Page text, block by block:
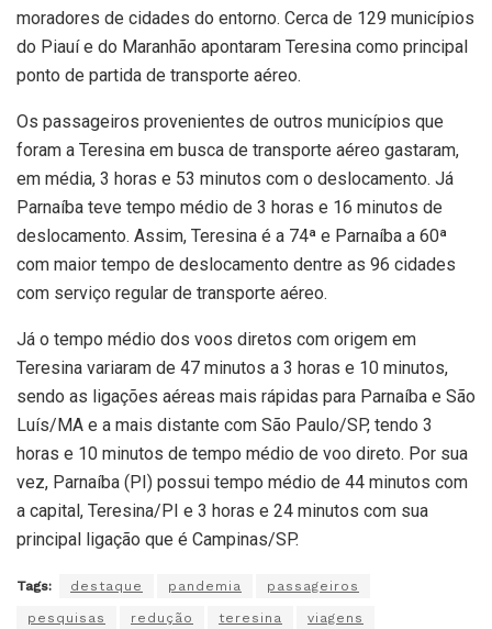
moradores de cidades do entorno. Cerca de 129 municípios
do Piauí e do Maranhão apontaram Teresina como principal
ponto de partida de transporte aéreo.
Os passageiros provenientes de outros municípios que
foram a Teresina em busca de transporte aéreo gastaram,
em média, 3 horas e 53 minutos com o deslocamento. Já
Parnaíba teve tempo médio de 3 horas e 16 minutos de
deslocamento. Assim, Teresina é a 74ª e Parnaíba a 60ª
com maior tempo de deslocamento dentre as 96 cidades
com serviço regular de transporte aéreo.
Já o tempo médio dos voos diretos com origem em
Teresina variaram de 47 minutos a 3 horas e 10 minutos,
sendo as ligações aéreas mais rápidas para Parnaíba e São
Luís/MA e a mais distante com São Paulo/SP, tendo 3
horas e 10 minutos de tempo médio de voo direto. Por sua
vez, Parnaíba (PI) possui tempo médio de 44 minutos com
a capital, Teresina/PI e 3 horas e 24 minutos com sua
principal ligação que é Campinas/SP.
Tags: destaque pandemia passageiros
pesquisas redução teresina viagens